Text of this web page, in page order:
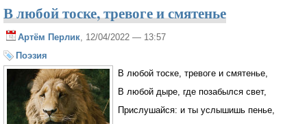
В любой тоске, тревоге и смятенье
Артём Перлик , 12/04/2022 — 13:57
Поэзия
В любой тоске, тревоге и смятенье,
В любой дыре, где позабылся свет,
Прислушайся: и ты услышишь пенье,